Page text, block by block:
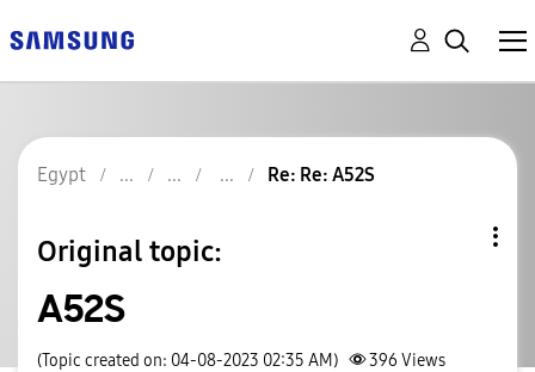
Egypt Re: Re: A52S
Original topic:
A52S
(Topic created on: 04-08-2023 02:35 AM) 396 Views